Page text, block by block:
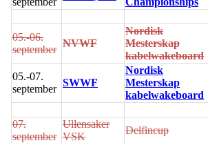
05.-06.
september
NVWF
Nordisk
Mesterskap
kabelwakeboard
05.-07.
september
SWWF
Nordisk
Mesterskap
kabelwakeboard
07.
september
Ullensaker
VSK
Delfincup